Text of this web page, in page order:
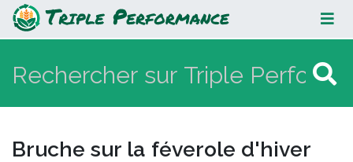
Bruche sur la féverole d'hiver
Bruche sur la féverole d'hiver